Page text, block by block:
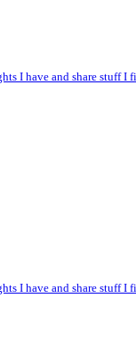
I have and share stuff
I have and share stuff